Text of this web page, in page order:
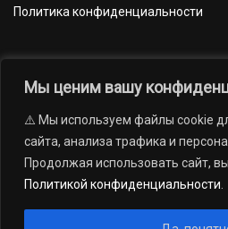
Мы ценим вашу
⚠️ Мы используем файлы cookie
сайта, анализа трафика и
Продолжая использовать сайт,
Политикой конфиденциальности
Политика конфиденциальности
Новости Наши проекты
АРХИВ
16+
газеты «Миасский рабочий»; Областное
«Издательский дом «Губерния». Все